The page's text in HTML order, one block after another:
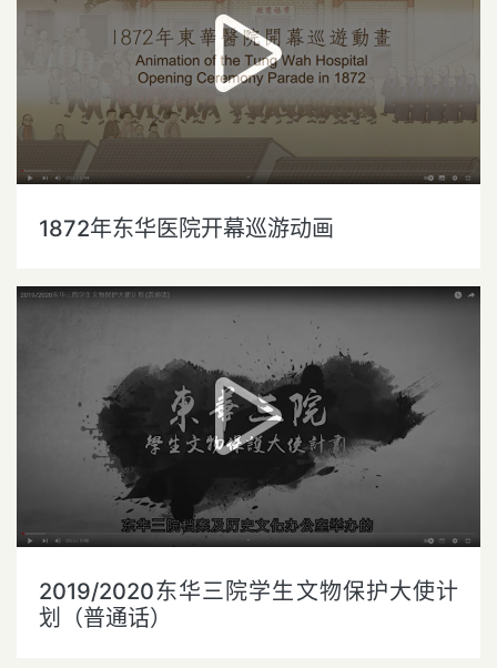
1872年东华医院开幕巡游动画
2019/2020东华三院学生文物保护大使计
划（普通话）